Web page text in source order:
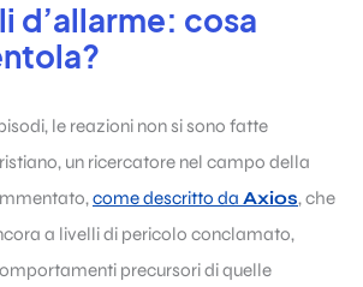
d’allarme: cosa
le reazioni non si sono fatte
un ricercatore nel campo della
come descritto da Axios, che
a livelli di pericolo conclamato,
precursori di quelle